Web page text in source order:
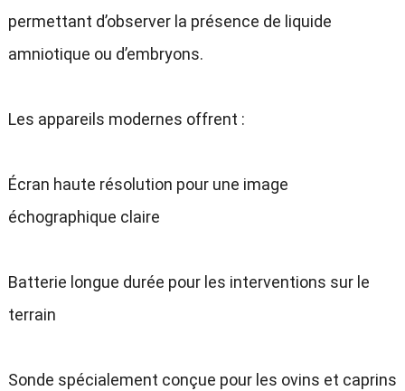
permettant d’observer la présence de liquide
amniotique ou d’embryons.
Les appareils modernes offrent :
Écran haute résolution pour une image
échographique claire
Batterie longue durée pour les interventions sur le
terrain
Sonde spécialement conçue pour les ovins et caprins